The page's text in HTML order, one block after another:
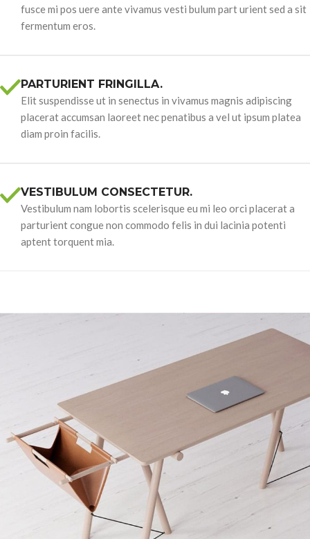
fusce mi pos uere ante vivamus vesti bulum part urient sed a sit
fermentum eros.
PARTURIENT FRINGILLA.
Elit suspendisse ut in senectus in vivamus magnis adipiscing
placerat accumsan laoreet nec penatibus a vel ut ipsum platea
diam proin facilis.
VESTIBULUM CONSECTETUR.
Vestibulum nam lobortis scelerisque eu mi leo orci placerat a
parturient congue non commodo felis in dui lacinia potenti
aptent torquent mia.